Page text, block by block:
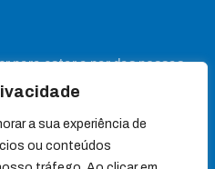
a sua experiência de
ou conteúdos
para estar a par das nossas